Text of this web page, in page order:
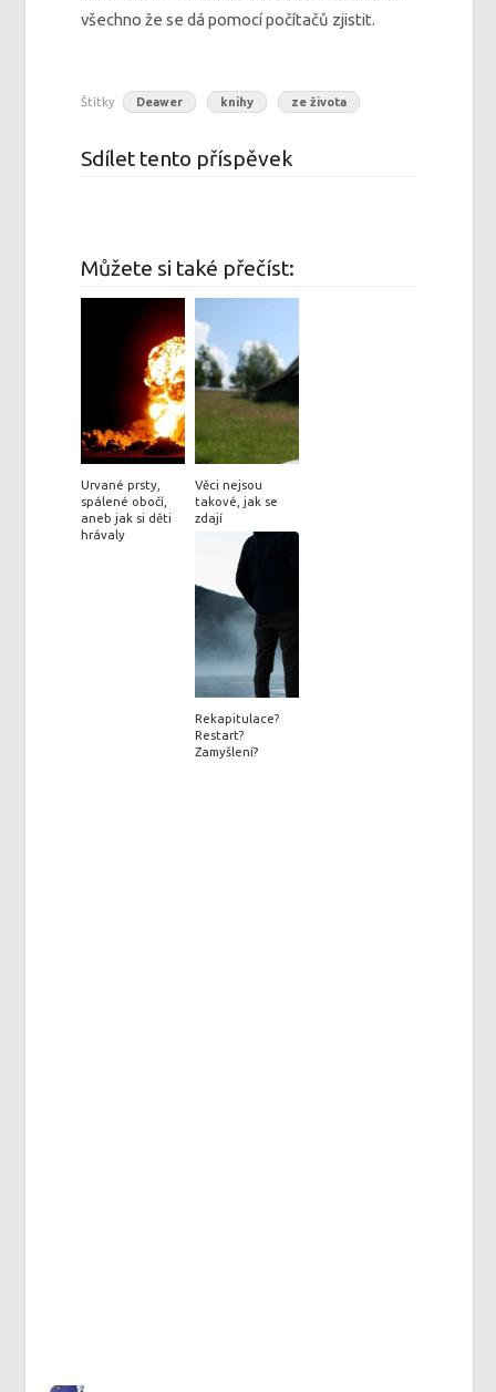
všechno že se dá pomocí počítačů zjistit.
Štítky Deawer knihy ze života
Sdílet tento příspěvek
Můžete si také přečíst:
Urvané prsty,
spálené obočí,
aneb jak si děti
hrávaly
Věci nejsou
takové, jak se
zdají
Rekapitulace?
Restart?
Zamyšlení?